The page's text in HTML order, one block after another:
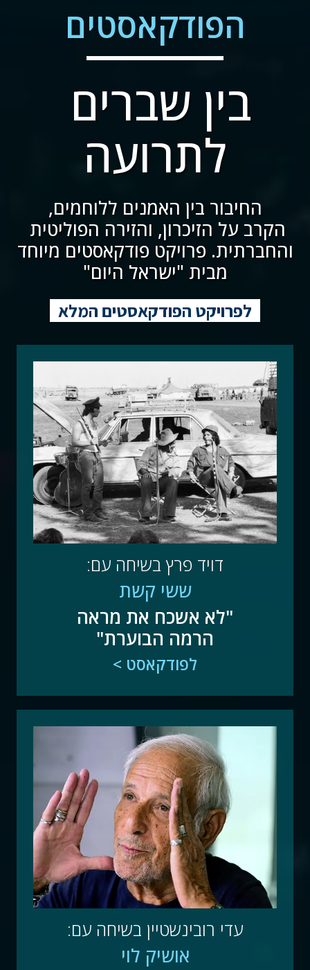
הפודקאסטים
לתרועה
החיבור בין האמנים ללוחמים,
מבית "ישראל היום"
לפרויקט הפודקאסטים המלא
דויד פרץ בשיחה עם:
ששי קשת
"לא אשכח את מראה
הרמה הבוערת"
לפודקאסט >
עדי רובינשטיין בשיחה עם:
אושיק לוי